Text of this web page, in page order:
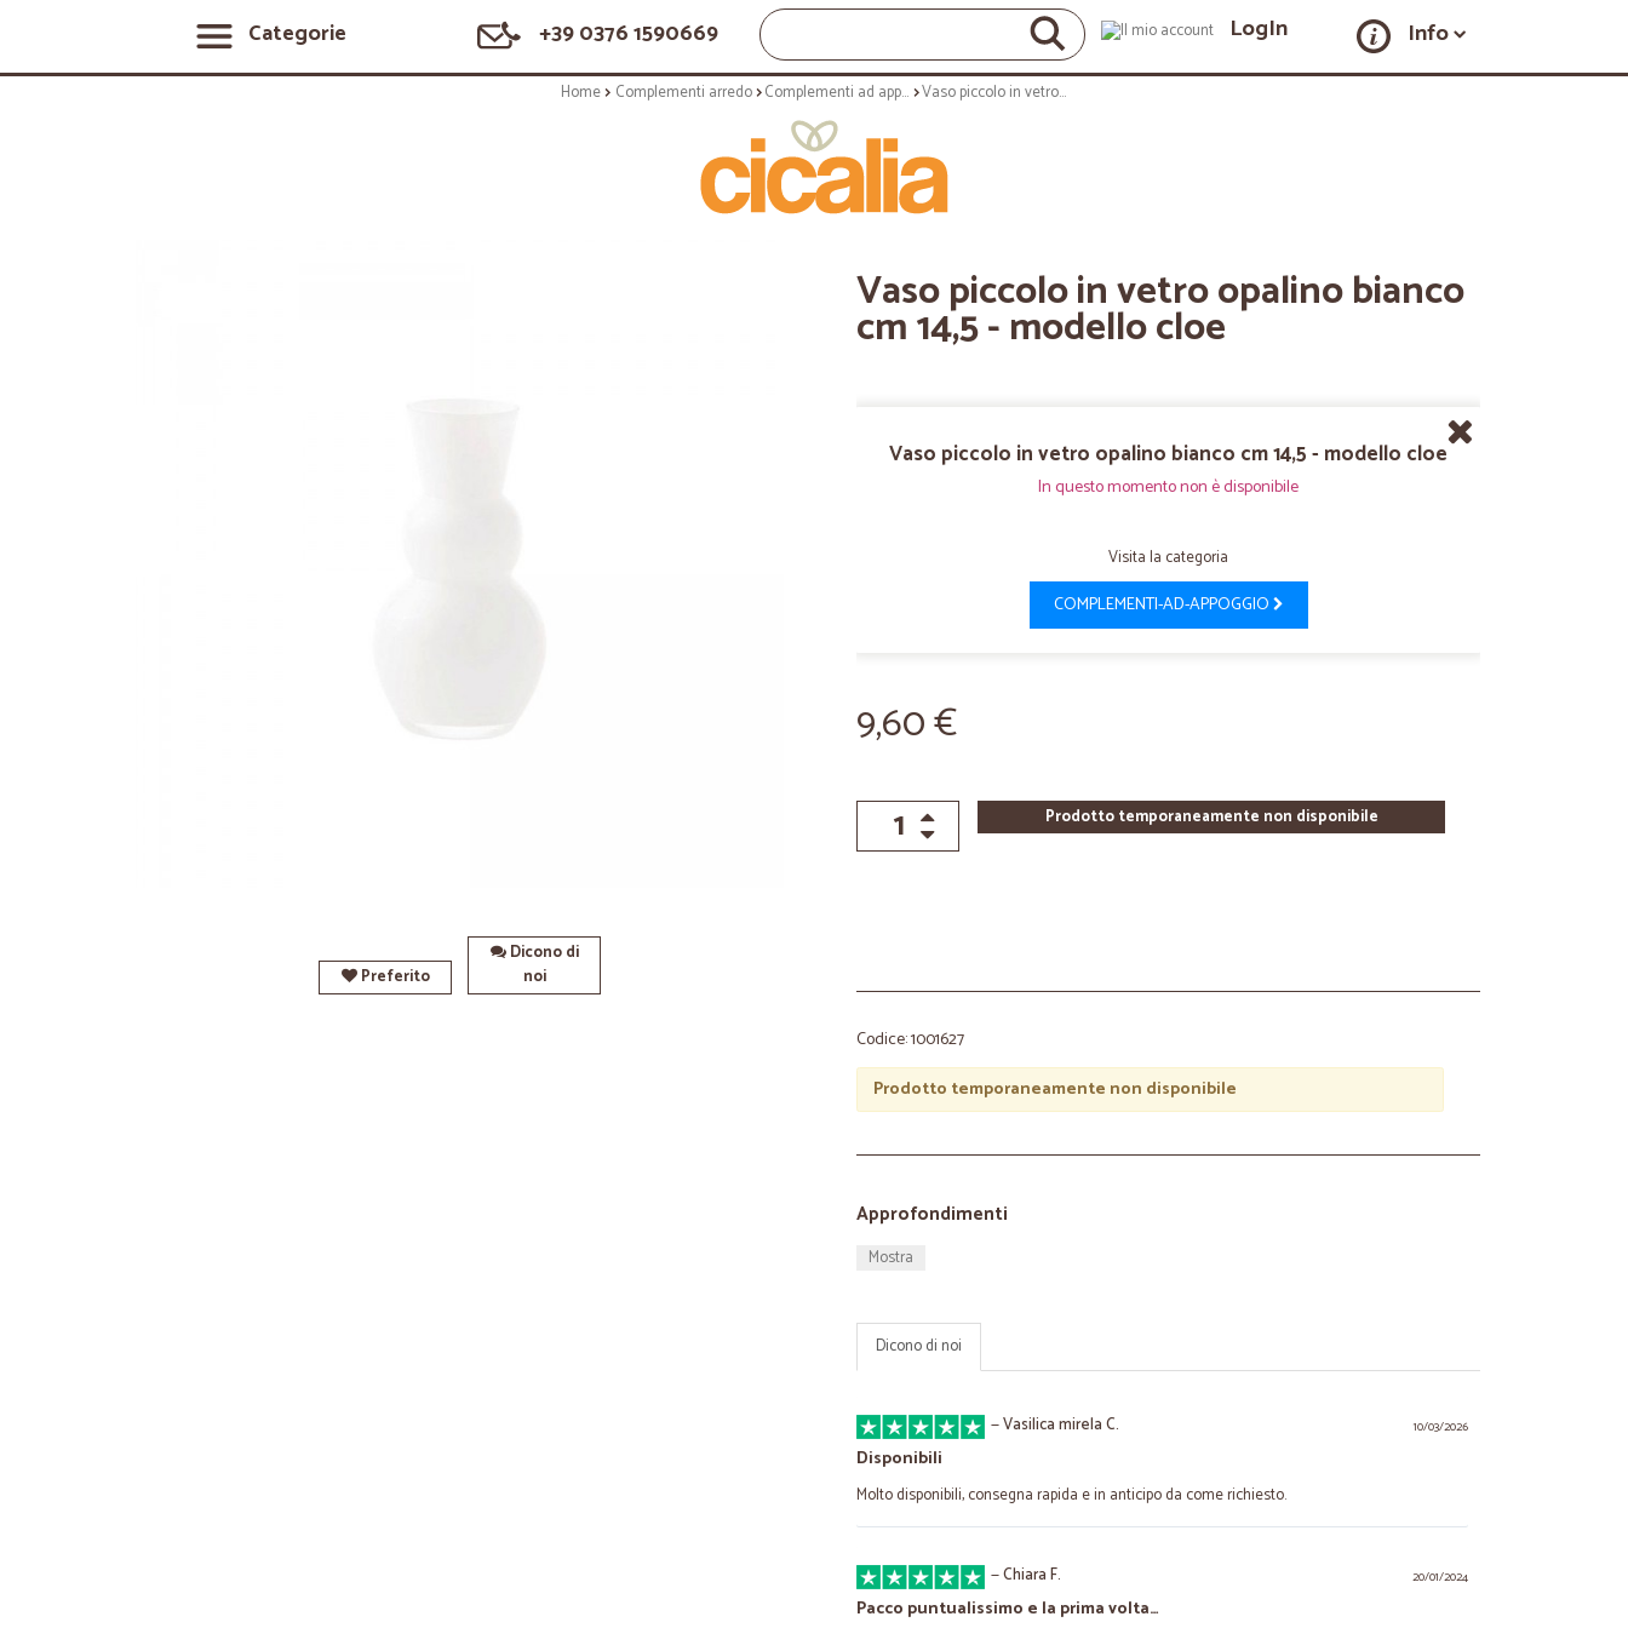
Categorie +39 0376 1590669 LogIn Info
Home Complementi arredo Complementi ad appoggio Vaso piccolo in vetro opalino bianco cm 14,5 - modello cloe
Preferito
Dicono di
noi
Vaso piccolo in vetro opalino bianco
cm 14,5 - modello cloe
Vaso piccolo in vetro opalino bianco cm 14,5 - modello cloe
In questo momento non è disponibile
Visita la categoria
COMPLEMENTI-AD-APPOGGIO
9,60 €
Prodotto temporaneamente non disponibile
Codice: 1001627
Prodotto temporaneamente non disponibile
Approfondimenti
Mostra
Dicono di noi
10/03/2026
—Vasilica mirela C.
Disponibili
Molto disponibili, consegna rapida e in anticipo da come richiesto.
20/01/2024
—Chiara F.
Pacco puntualissimo e la prima volta…